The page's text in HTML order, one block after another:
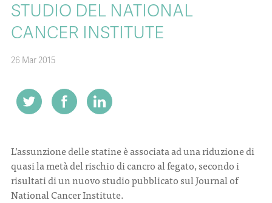
BOLLINI
ITA ENG
STUDIO DEL NATIONAL
CANCER INSTITUTE
26 Mar 2015
L’assunzione delle statine è associata ad una riduzione di
quasi la metà del rischio di cancro al fegato, secondo i
risultati di un nuovo studio pubblicato sul Journal of
National CancerInstitute.